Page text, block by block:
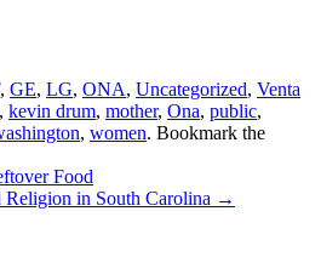
, GE, LG, ONA, Uncategorized, Venta
, kevin drum, mother, Ona, public,
, women. Bookmark the
Food
in South Carolina →